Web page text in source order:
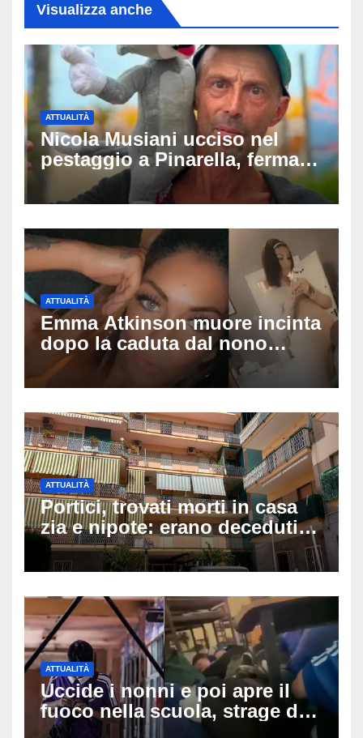
Visualizza anche
ATTUALITÀ
Nicola Musiani ucciso nel
pestaggio a Pinarella, fermati
quattro giovani: la svolta
dopo video, intercettazioni e
ATTUALITÀ
Emma Atkinson muore incinta
dopo la caduta dal nono
piano: la figlia nasce 30
minuti dopo e sta bene
ATTUALITÀ
Portici, trovati morti in casa
zia e nipote: erano deceduti
da giorni, il caldo tra le
ipotesi al vaglio
ATTUALITÀ
Uccide i nonni e poi apre il
fuoco nella scuola, strage di
insegnanti: il possibile